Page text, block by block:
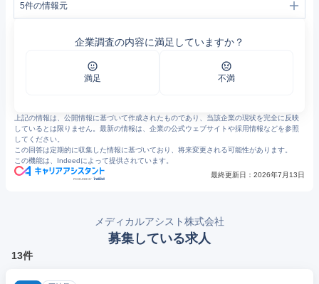
5件の情報元
メディカルアシスト株式会社（109661）の転職・求人情報｜【エン】のエン転職
企業調査の内容に満足していますか？
満足 不満
上記の情報は、公開情報に基づいて作成されたものであり、当該企業の現状を完全に反映
しているとは限りません。最新の情報は、企業の公式ウェブサイトや採用情報などを参照
してください。
この回答は定期的に収集した情報に基づいており、将来変更される可能性があります。
この機能は、Indeedによって提供されています。
最終更新日： 2026年7月13日
メディカルアシスト株式会社
募集している求人
13件